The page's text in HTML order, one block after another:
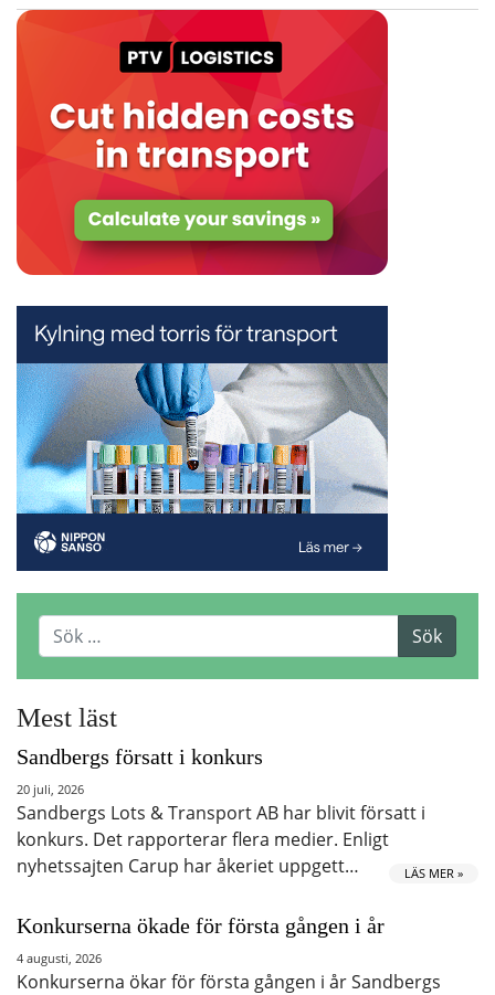
Mest läst
Sandbergs försatt i konkurs
20 juli, 2026
Sandbergs Lots & Transport AB har blivit försatt i
konkurs. Det rapporterar flera medier. Enligt
nyhetssajten Carup har åkeriet uppgett…
LÄS MER »
Konkurserna ökade för första gången i år
4 augusti, 2026
Konkurserna ökar för första gången i år Sandbergs